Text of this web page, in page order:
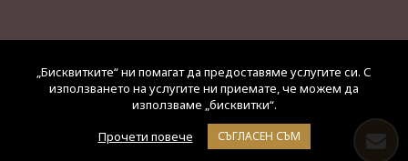
„Бисквитките“ ни помагат да предоставяме услугите си. С
използването на услугите ни приемате, че можем да
използваме „бисквитки“.
Прочети повече
СЪГЛАСЕН СЪМ